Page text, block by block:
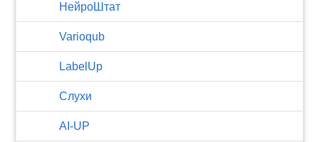
НейроШтат
Varioqub
LabelUp
Слухи
AI-UP